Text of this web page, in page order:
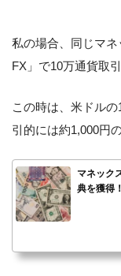
私の場合、同じマ
FX」で10万通貨取
この時は、米ドル
引的には約1,000円
マネック
典を獲得